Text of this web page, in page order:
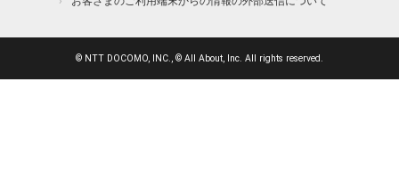
© NTT DOCOMO, INC., © All About, Inc. All rights reserved.